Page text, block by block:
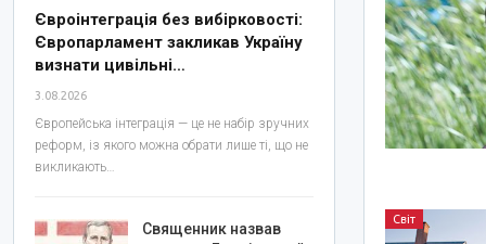
Світ
Євроінтеграція без вибірковості:
Європарламент закликав Україну
визнати цивільні…
3.08.2026
Європейська інтеграція — це не набір зручних
реформ, із якого можна обрати лише ті, що не
викликають…
Священник назвав